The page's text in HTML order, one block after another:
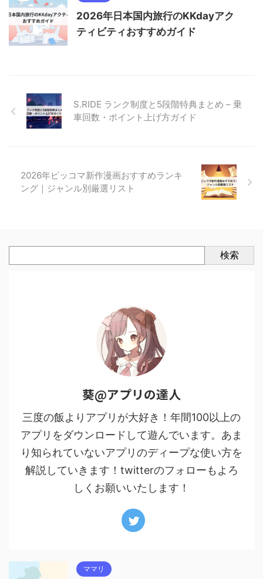
2026年日本国内旅行のKKdayアク
ティビティおすすめガイド
S.RIDE ランク制度と5段階特典まとめ – 乗
車回数・ポイント上げ方ガイド
2026年ピッコマ新作漫画おすすめランキ
ング｜ジャンル別厳選リスト
検索
葵@アプリの達人
三度の飯よりアプリが大好き！年間100以上の
アプリをダウンロードして遊んでいます。あま
り知られていないアプリのディープな使い方を
解説していきます！twitterのフォローもよろ
しくお願いいたします！
ママリ